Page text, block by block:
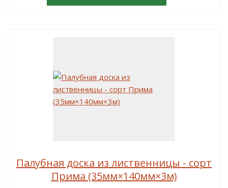
Палубная доска из лиственницы - сорт
Прима (35мм×140мм×3м)